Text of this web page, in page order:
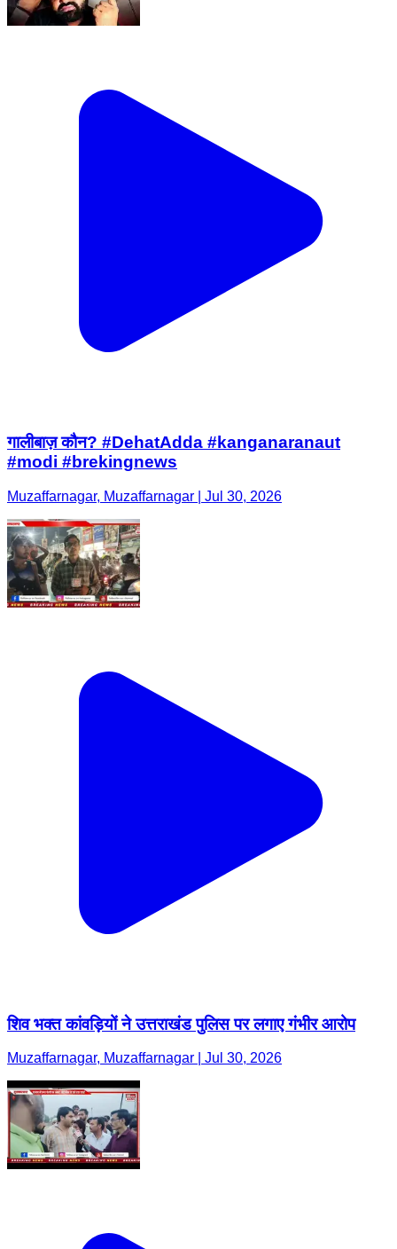
गालीबाज़ कौन? #DehatAdda #kanganaranaut
#modi #brekingnews
Muzaffarnagar, Muzaffarnagar | Jul 30, 2026
शिव भक्त कांवड़ियों ने उत्तराखंड पुलिस पर लगाए गंभीर आरोप
Muzaffarnagar, Muzaffarnagar | Jul 30, 2026